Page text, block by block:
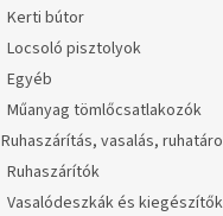
Kerti bútor
Locsoló pisztolyok
Egyéb
Műanyag tömlőcsatlakozók
Ruhaszárítás, vasalás,
Ruhaszárítók
Vasalódeszkák és kiegészítők